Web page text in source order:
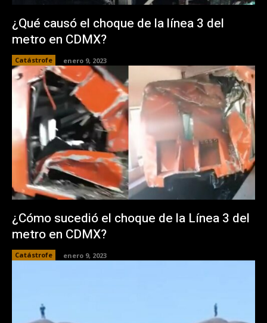
¿Qué causó el choque de la línea 3 del
metro en CDMX?
Catástrofe enero 9, 2023
¿Cómo sucedió el choque de la Línea 3 del
metro en CDMX?
Catástrofe enero 9, 2023